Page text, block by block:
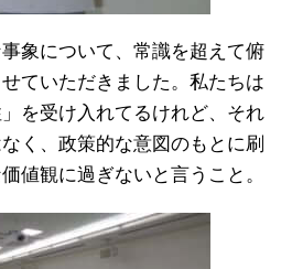
事象について、常識を超えて俯
ていただきました。私たちは
を受け入れてるけれど、それ
く、政策的な意図のもとに刷
値観に過ぎないと言うこと。